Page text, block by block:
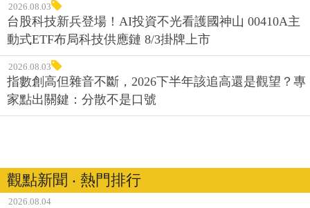
2026.08.03
台股科技新兵登場！AI投資不光看護國神山 00410A主
動式ETF布局科技供應鏈 8/3掛牌上市
2026.08.03
指數創高但雜音不斷，2026下半年該追高還是觀望？專
家點出關鍵：分散不是口號
觀點新聞 ‧ 熱門排行
2026.08.04